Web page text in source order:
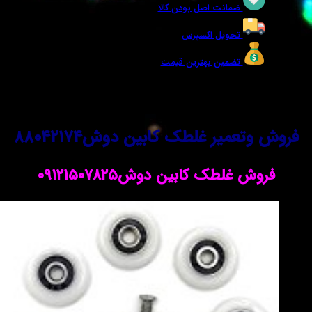
ضمانت اصل بودن کالا
تحویل اکسپرس
تضمین بهترین قیمت
غلطک کابین دوش۸۸۰۴۲۱۷۴
غلطک کابین دوش۰۹۱۲۱۵۰۷۸۲۵